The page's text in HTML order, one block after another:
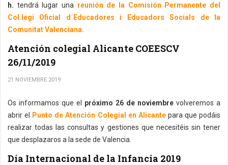
h. tendrá lugar una reunión de la Comisión Permanente del
Col.legi Oficial d´Educadores i Educadors Socials de la
Comunitat Valenciana.
Atención colegial Alicante COEESCV
26/11/2019
21 NOVIEMBRE 2019
Os informamos que el próximo 26 de noviembre volveremos a
abrir el
Punto de Atención Colegial en Alicantepara que podáis
realizar todas las consultas y gestiones que necesitéis sin tener
que desplazaros a la sede de Valencia.
Día Internacional de la Infancia 2019